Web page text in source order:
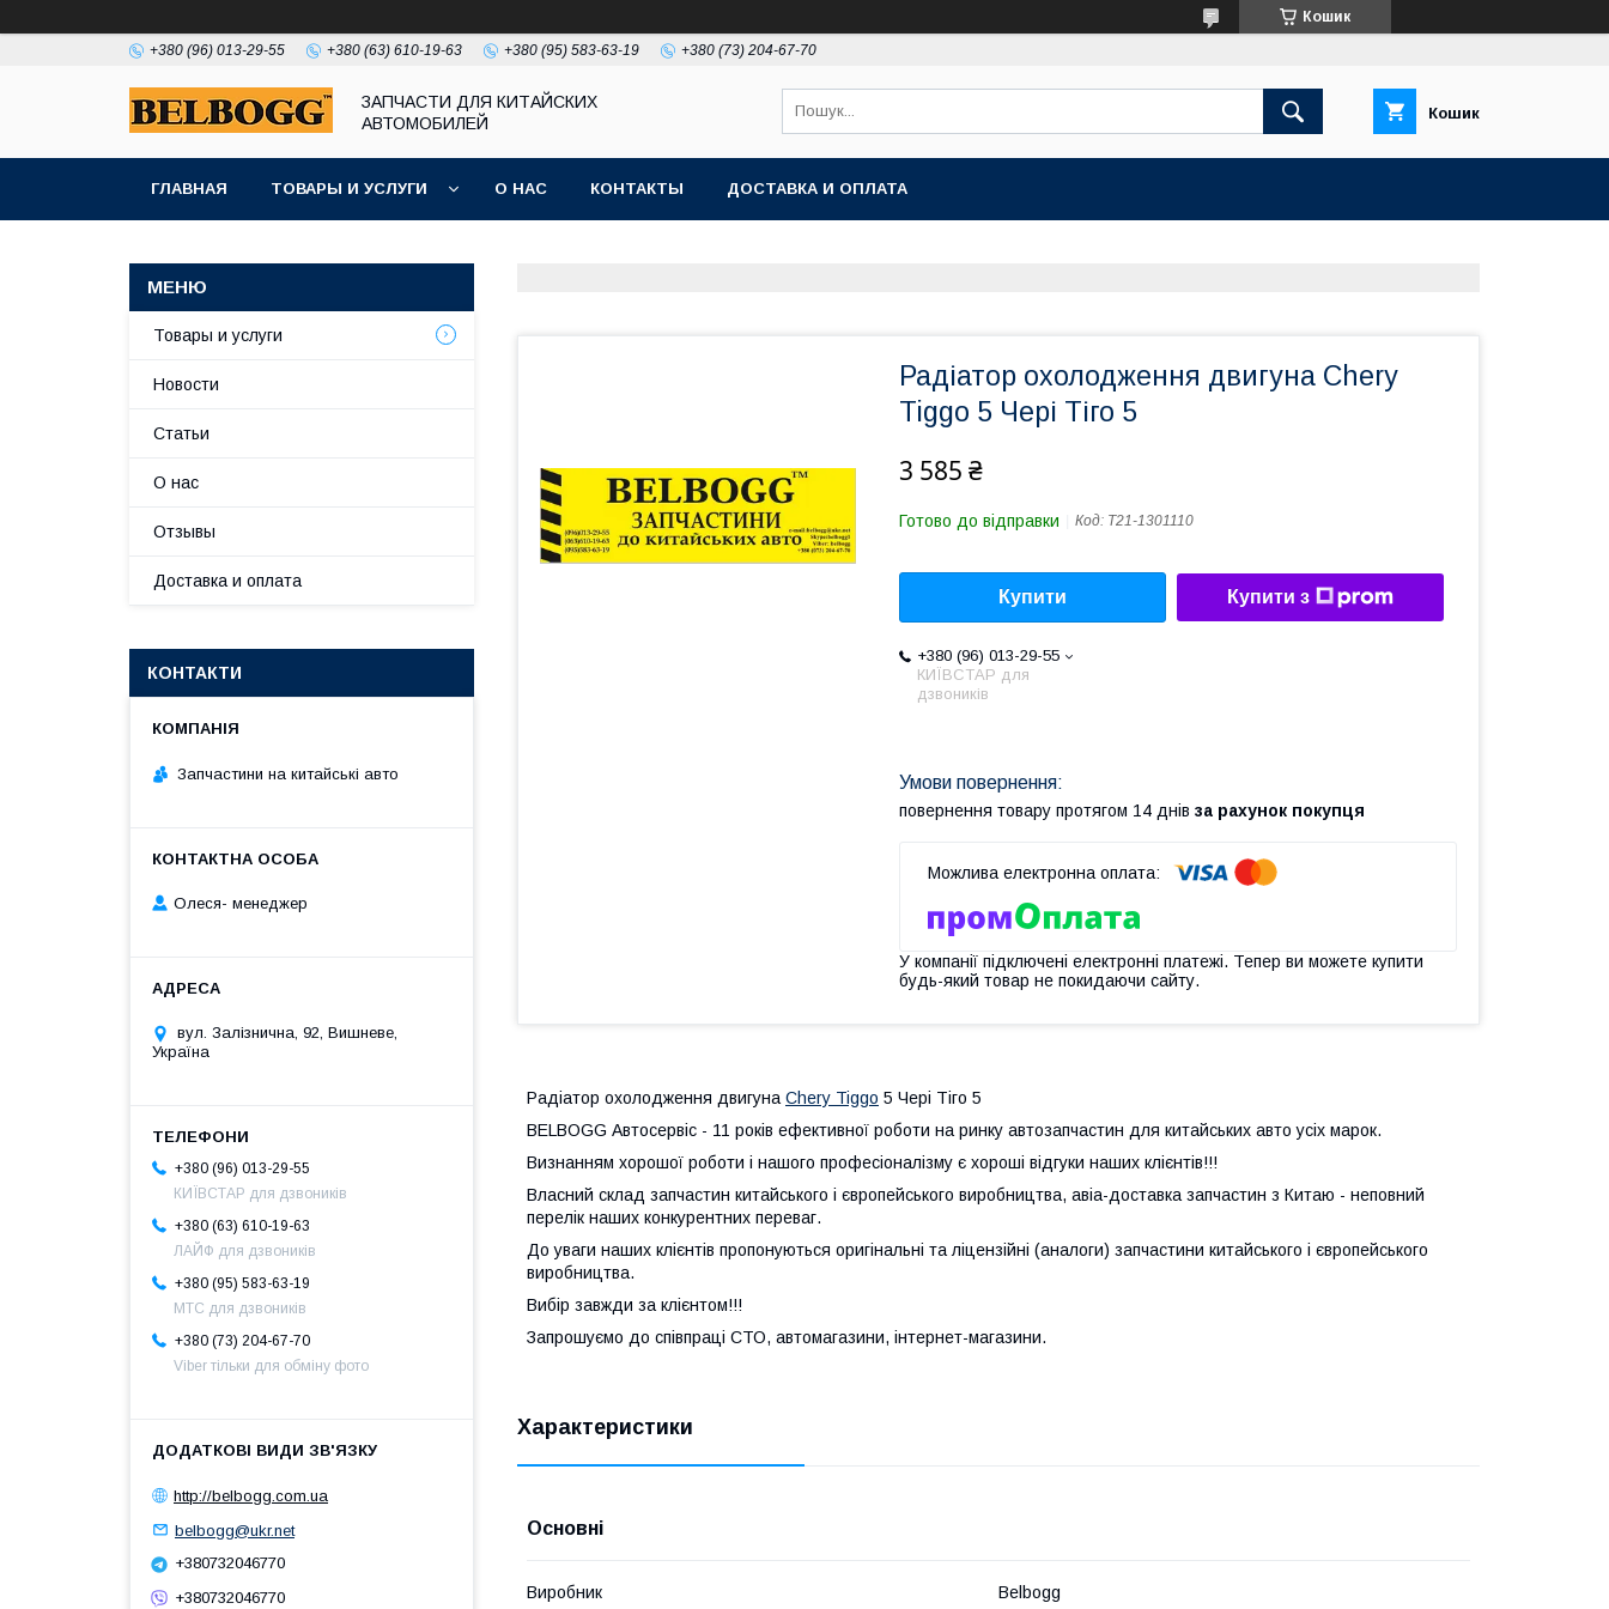
Кошик
+380 (96) 013-29-55 +380 (63) 610-19-63 +380 (95) 583-63-19 +380 (73) 204-67-70
ЗАПЧАСТИ ДЛЯ КИТАЙСКИХ
АВТОМОБИЛЕЙ
Кошик
ГЛАВНАЯ ТОВАРЫ И УСЛУГИ О НАС КОНТАКТЫ ДОСТАВКА И ОПЛАТА
Радіатор охолодження двигуна Chery
Tiggo 5 Чері Тіго 5
3 585 ₴
Готово до відправки Код: T21-1301110
Купити Купити з
+380 (96) 013-29-55
КИЇВСТАР для
дзвоників
повернення товару протягом 14 днів за рахунок покупця
У компанії підключені електронні платежі. Тепер ви можете купити
будь-який товар не покидаючи сайту.
Радіатор охолодження двигуна Chery Tiggo 5 Чері Тіго 5
BELBOGG Автосервіс - 11 років ефективної роботи на ринку автозапчастин для китайських авто усіх марок.
Визнанням хорошої роботи і нашого професіоналізму є хороші відгуки наших клієнтів!!!
Власний склад запчастин китайського і європейського виробництва, авіа-доставка запчастин з Китаю - неповний
перелік наших конкурентних переваг.
До уваги наших клієнтів пропонуються оригінальні та ліцензійні (аналоги) запчастини китайського і європейського
виробництва.
Вибір завжди за клієнтом!!!
Запрошуємо до співпраці СТО, автомагазини, інтернет-магазини.
Характеристики
Основні
Виробник Belbogg
Товары и услуги
Новости
Статьи
О нас
Отзывы
Доставка и оплата
КОНТАКТИ
Запчастини на китайські авто
Олеся- менеджер
вул. Залізнична, 92, Вишневе,
Україна
+380 (96) 013-29-55
КИЇВСТАР для дзвоників
+380 (63) 610-19-63
ЛАЙФ для дзвоників
+380 (95) 583-63-19
МТС для дзвоників
+380 (73) 204-67-70
Viber тільки для обміну фото
http://belbogg.com.ua
belbogg@ukr.net
+380732046770
+380732046770